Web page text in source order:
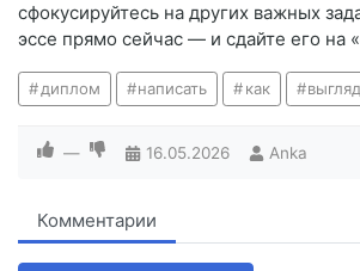
сфокусируйтесь на других важных
эссе прямо сейчас — и сдайте его на
диплом написать как
— 16.05.2026 Anka
Комментарии